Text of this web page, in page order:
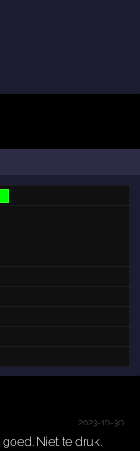
2023-10-30
Niet te druk.